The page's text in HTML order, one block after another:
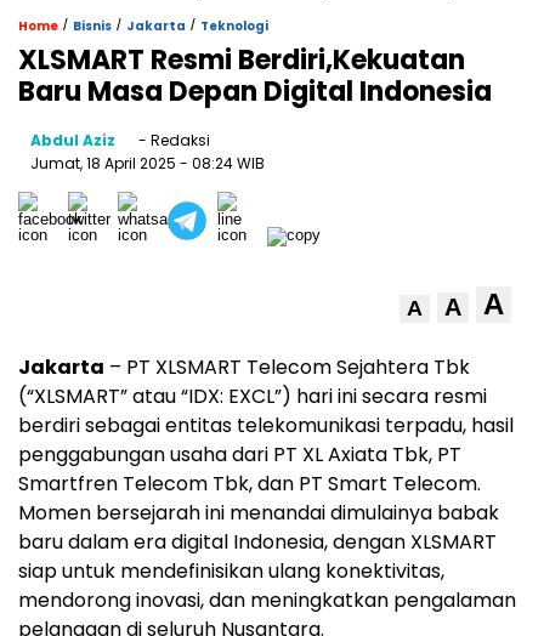
Home / Bisnis / Jakarta / Teknologi
XLSMART Resmi Berdiri,Kekuatan
Baru Masa Depan Digital Indonesia
Abdul Aziz
- Redaksi
Jumat, 18 April 2025 - 08:24 WIB
A A A
Jakarta – PT XLSMART Telecom Sejahtera Tbk
(“XLSMART” atau “IDX: EXCL”) hari ini secara resmi
berdiri sebagai entitas telekomunikasi terpadu, hasil
penggabungan usaha dari PT XL Axiata Tbk, PT
Smartfren Telecom Tbk, dan PT Smart Telecom.
Momen bersejarah ini menandai dimulainya babak
baru dalam era digital Indonesia, dengan XLSMART
siap untuk mendefinisikan ulang konektivitas,
mendorong inovasi, dan meningkatkan pengalaman
pelanggan di seluruh Nusantara.